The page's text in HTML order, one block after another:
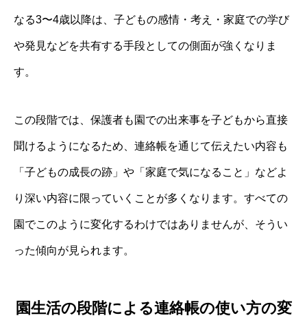
なる3〜4歳以降は、子どもの感情・考え・家庭での学び
や発見などを共有する手段としての側面が強くなりま
す。
この段階では、保護者も園での出来事を子どもから直接
聞けるようになるため、連絡帳を通じて伝えたい内容も
「子どもの成長の跡」や「家庭で気になること」などよ
り深い内容に限っていくことが多くなります。すべての
園でこのように変化するわけではありませんが、そうい
った傾向が見られます。
園生活の段階による連絡帳の使い方の変